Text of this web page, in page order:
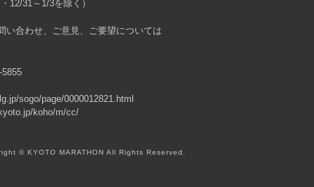
12/31～1/3を除く）
い合わせ、ご意見、ご要望については
5855
sogo/page/0000012821.html
koho/m/cc/
© KYOTO MARATHON All Rights Reserved.